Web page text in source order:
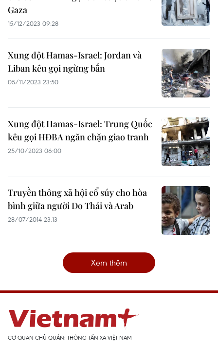
Gaza
15/12/2023 09:28
Xung đột Hamas-Israel: Jordan và
Liban kêu gọi ngừng bắn
05/11/2023 23:50
Xung đột Hamas-Israel: Trung Quốc
kêu gọi HĐBA ngăn chặn giao tranh
25/10/2023 06:00
Truyền thông xã hội cổ súy cho hòa
bình giữa người Do Thái và Arab
28/07/2014 23:13
Xem thêm
CƠ QUAN CHỦ QUẢN: THÔNG TẤN XÃ VIỆT NAM